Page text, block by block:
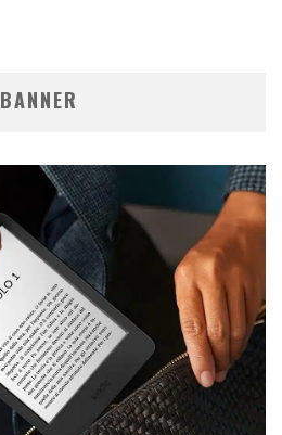
BANNER